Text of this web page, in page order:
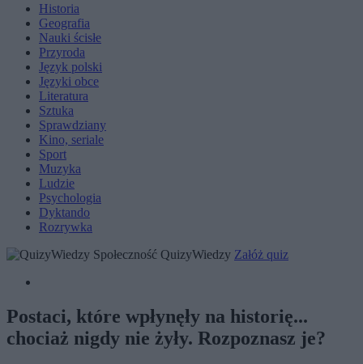
Historia
Geografia
Nauki ścisłe
Przyroda
Język polski
Języki obce
Literatura
Sztuka
Sprawdziany
Kino, seriale
Sport
Muzyka
Ludzie
Psychologia
Dyktando
Rozrywka
Społeczność QuizyWiedzy Załóż quiz
Postaci, które wpłynęły na historię...
chociaż nigdy nie żyły. Rozpoznasz je?